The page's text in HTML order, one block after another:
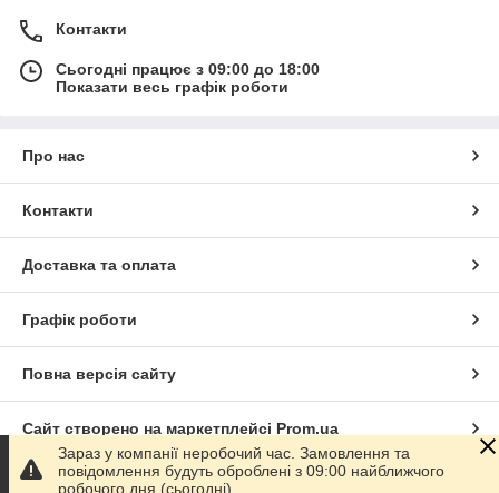
Контакти
Сьогодні працює з 09:00 до 18:00
Показати весь графік роботи
Про нас
Контакти
Доставка та оплата
Графік роботи
Повна версія сайту
Сайт створено на маркетплейсі Prom.ua
Політика конфіденційності
Зараз у компанії неробочий час. Замовлення та
повідомлення будуть оброблені з 09:00 найближчого
робочого дня (сьогодні).